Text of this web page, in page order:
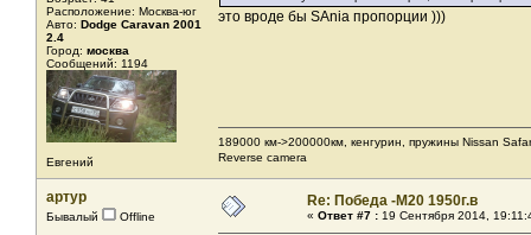
Расположение: Москва-юг
Авто: Dodge Caravan 2001
2.4
Город: москва
Сообщений: 1194
Евгений
это вроде бы SAnia пропорции )))
189000 км->200000км, кенгурин, пружины Nissan
Reverse camera
артур
Бывалый
Offline
Re: Победа -М20 1950г.в
« Ответ #7 : 19 Сентября 2014,